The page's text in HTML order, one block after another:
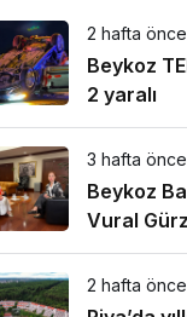
2 hafta önce
Beykoz
2 yaralı
3 hafta önce
Beykoz
Vural
2 hafta önce